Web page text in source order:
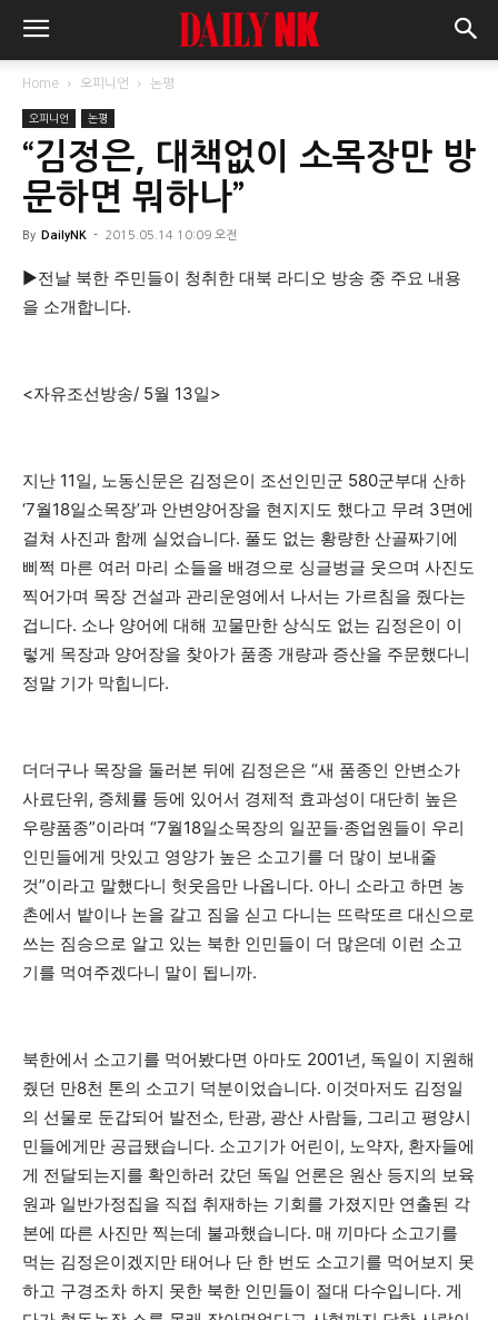
Home 오피니언 논평
오피니언 논평
“김정은, 대책없이 소목장만 방
문하면 뭐하나”
By DailyNK - 2015.05.14 10:09 오전
▶전날 북한 주민들이 청취한 대북 라디오 방송 중 주요 내용
을 소개합니다.
<자유조선방송/ 5월 13일>
지난 11일, 노동신문은 김정은이 조선인민군 580군부대 산하
‘7월18일소목장’과 안변양어장을 현지지도 했다고 무려 3면에
걸쳐 사진과 함께 실었습니다. 풀도 없는 황량한 산골짜기에
삐쩍 마른 여러 마리 소들을 배경으로 싱글벙글 웃으며 사진도
찍어가며 목장 건설과 관리운영에서 나서는 가르침을 줬다는
겁니다. 소나 양어에 대해 꼬물만한 상식도 없는 김정은이 이
렇게 목장과 양어장을 찾아가 품종 개량과 증산을 주문했다니
정말 기가 막힙니다.
더더구나 목장을 둘러본 뒤에 김정은은 “새 품종인 안변소가
사료단위, 증체률 등에 있어서 경제적 효과성이 대단히 높은
우량품종”이라며 “7월18일소목장의 일꾼들·종업원들이 우리
인민들에게 맛있고 영양가 높은 소고기를 더 많이 보내줄
것”이라고 말했다니 헛웃음만 나옵니다. 아니 소라고 하면 농
촌에서 밭이나 논을 갈고 짐을 싣고 다니는 뜨락또르 대신으로
쓰는 짐승으로 알고 있는 북한 인민들이 더 많은데 이런 소고
기를 먹여주겠다니 말이 됩니까.
북한에서 소고기를 먹어봤다면 아마도 2001년, 독일이 지원해
줬던 만8천 톤의 소고기 덕분이었습니다. 이것마저도 김정일
의 선물로 둔갑되어 발전소, 탄광, 광산 사람들, 그리고 평양시
민들에게만 공급됐습니다. 소고기가 어린이, 노약자, 환자들에
게 전달되는지를 확인하러 갔던 독일 언론은 원산 등지의 보육
원과 일반가정집을 직접 취재하는 기회를 가졌지만 연출된 각
본에 따른 사진만 찍는데 불과했습니다. 매 끼마다 소고기를
먹는 김정은이겠지만 태어나 단 한 번도 소고기를 먹어보지 못
하고 구경조차 하지 못한 북한 인민들이 절대 다수입니다. 게